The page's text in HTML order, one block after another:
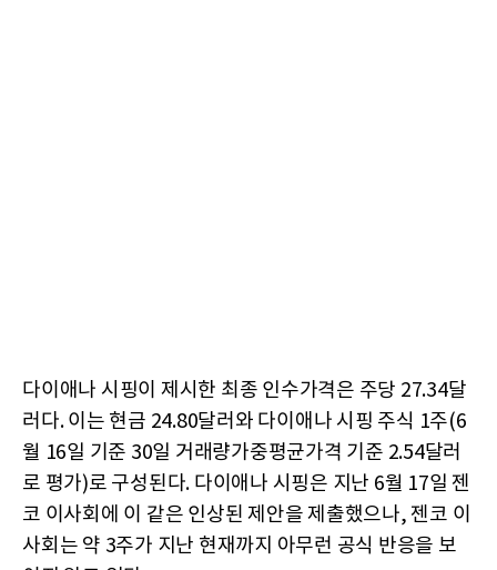
다이애나 시핑이 제시한 최종 인수가격은 주당 27.34달
러다. 이는 현금 24.80달러와 다이애나 시핑 주식 1주(6
월 16일 기준 30일 거래량가중평균가격 기준 2.54달러
로 평가)로 구성된다. 다이애나 시핑은 지난 6월 17일 젠
코 이사회에 이 같은 인상된 제안을 제출했으나, 젠코 이
사회는 약 3주가 지난 현재까지 아무런 공식 반응을 보